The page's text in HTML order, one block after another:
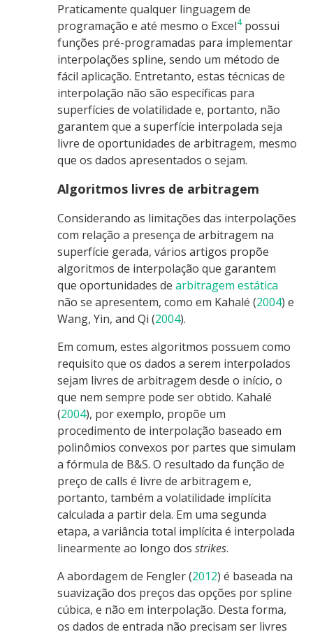
Praticamente qualquer linguagem de
programação e até mesmo o Excel4possui
funções pré-programadas para implementar
interpolações spline, sendo um método de
fácil aplicação. Entretanto, estas técnicas de
interpolação não são específicas para
superfícies de volatilidade e, portanto, não
garantem que a superfície interpolada seja
livre de oportunidades de arbitragem, mesmo
que os dados apresentados o sejam.
Algoritmos livres de arbitragem
Considerando as limitações das interpolações
com relação a presença de arbitragem na
superfície gerada, vários artigos propõe
algoritmos de interpolação que garantem
que oportunidades dearbitragem estática
não se apresentem, como em Kahalé (2004) e
Wang, Yin, and Qi (2004).
Em comum, estes algoritmos possuem como
requisito que os dados a serem interpolados
sejam livres de arbitragem desde o início, o
que nem sempre pode ser obtido. Kahalé
(2004), por exemplo, propõe um
procedimento de interpolação baseado em
polinômios convexos por partes que simulam
a fórmula de B&S. O resultado da função de
preço de calls é livre de arbitragem e,
portanto, também a volatilidade implícita
calculada a partir dela. Em uma segunda
etapa, a variância total implícita é interpolada
linearmente ao longo dosstrikes.
A abordagem de Fengler (2012) é baseada na
suavização dos preços das opções por spline
cúbica, e não em interpolação. Desta forma,
os dados de entrada não precisam ser livres